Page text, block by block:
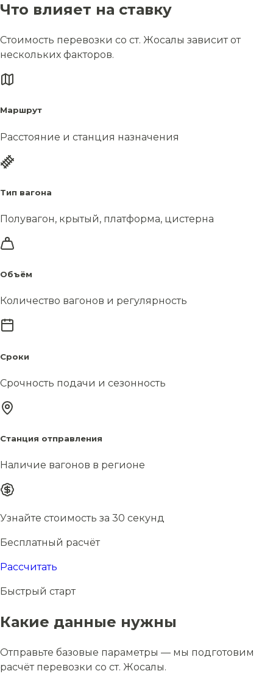
Что влияет на ставку
Стоимость перевозки со ст. Жосалы зависит от
нескольких факторов.
Маршрут
Расстояние и станция назначения
Тип вагона
Полувагон, крытый, платформа, цистерна
Объём
Количество вагонов и регулярность
Сроки
Срочность подачи и сезонность
Станция отправления
Наличие вагонов в регионе
Узнайте стоимость за 30 секунд
Бесплатный расчёт
Рассчитать
Быстрый старт
Какие данные нужны
Отправьте базовые параметры — мы подготовим
расчёт перевозки со ст. Жосалы.